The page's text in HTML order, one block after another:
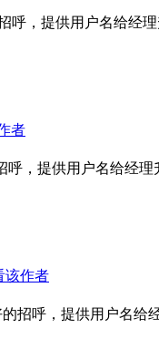
呼，提供用户名给经
者
，提供用户名给经理
该作者
招呼，提供用户名给